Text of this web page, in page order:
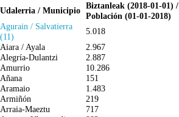
Udalerria / Municipio Biztanleak (2018-01-01) /
Población (01-01-2018)
Agurain / Salvatierra
(11)
5.018
Aiara / Ayala
2.967
Alegría-Dulantzi
2.887
Amurrio
10.286
Añana
151
Aramaio
1.483
Armiñón
219
Arraia-Maeztu
717